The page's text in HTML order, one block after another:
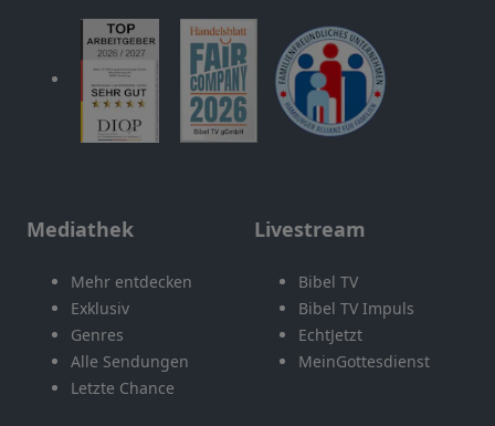
Mediathek
Mehr entdecken
Exklusiv
Genres
Alle Sendungen
Letzte Chance
Livestream
Bibel TV
Bibel TV Impuls
EchtJetzt
MeinGottesdienst